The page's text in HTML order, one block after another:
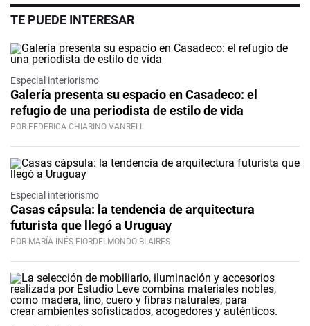
TE PUEDE INTERESAR
Especial interiorismo
Galería presenta su espacio en Casadeco: el
refugio de una periodista de estilo de vida
POR FEDERICA CHIARINO VANRELL
Especial interiorismo
Casas cápsula: la tendencia de arquitectura
futurista que llegó a Uruguay
POR MARÍA INÉS FIORDELMONDO BLAIRES